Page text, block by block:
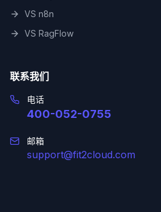
VS n8n
VS RagFlow
联系我们
电话
400-052-0755
邮箱
support@fit2cloud.com